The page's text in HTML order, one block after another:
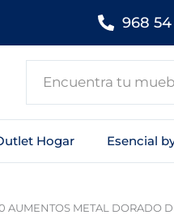
968 54
Hogar Esencial
AUMENTOS METAL DORADO